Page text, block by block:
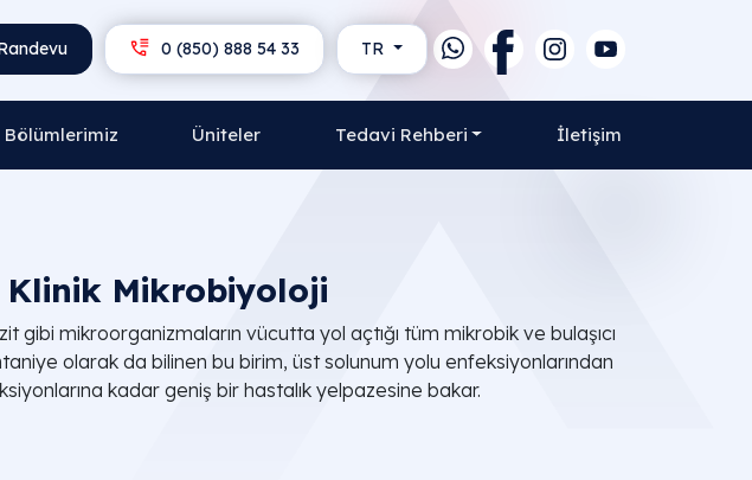
TR
0 (850) 888 54 33
Bölümlerimiz Üniteler Tedavi Rehberi İletişim
Klinik Mikrobiyoloji
gibi mikroorganizmaların vücutta yol açtığı tüm mikrobik ve bulaşıcı
olarak da bilinen bu birim, üst solunum yolu enfeksiyonlarından
kadar geniş bir hastalık yelpazesine bakar.